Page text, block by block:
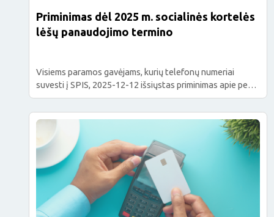
Priminimas dėl 2025 m. socialinės kortelės
lėšų panaudojimo termino
Visiems paramos gavėjams, kurių telefonų numeriai
suvesti į SPIS, 2025-12-12 išsiųstas priminimas apie per
2025 m. gautų lėšų į socialines korteles panaudojimo
terminą. 2025 m. gautas lėšas į socialinę kortelę
išnaudokite iki 2026-03-14 ir kreipkitės dėl paramos
skyrimo 2026 m. Daugiau informacijos www.priimk.lt
Priminimas siunčiamas iš anksto, kad asmenys galėtų
planuoti lėšų panaudojimą, suspėtų jas išnaudoti […]